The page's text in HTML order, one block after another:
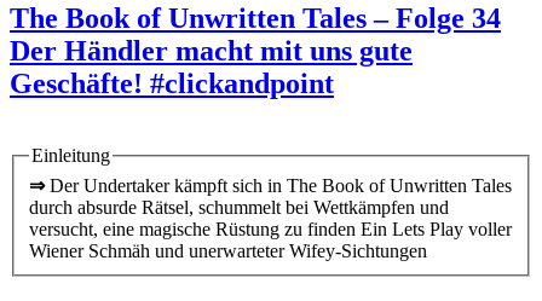
The Book of Unwritten Tales – Folge 34
Der Händler macht mit uns gute
Geschäfte! #clickandpoint
Einleitung
⇒Der Undertaker kämpft sich in The Book of Unwritten Tales
durch absurde Rätsel, schummelt bei Wettkämpfen und
versucht, eine magische Rüstung zu finden Ein Lets Play voller
Wiener Schmäh und unerwarteter Wifey-Sichtungen